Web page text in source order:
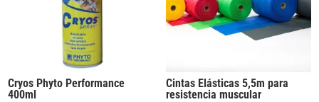
Cryos Phyto Performance
400ml
Cintas Elásticas 5,5m para
resistencia muscular